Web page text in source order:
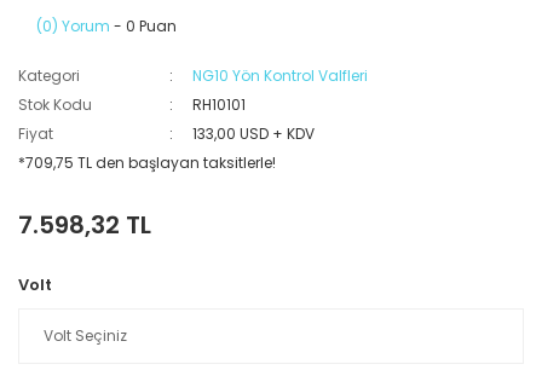
(0) Yorum - 0 Puan
Kategori
NG10 Yön Kontrol Valfleri
Stok Kodu
RH10101
Fiyat
133,00 USD + KDV
*709,75 TL den başlayan taksitlerle!
7.598,32 TL
Volt